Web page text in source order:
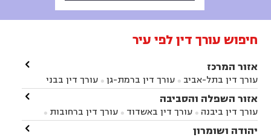
חיפוש עורך דין לפי עיר
אזור המרכז
עורך דין בתל-אביב  עורך דין ברמת-גן 
עורך דין בבני
ברק עורך דין בפתח תקווה עורך דין בראשון לציון
עורך דין ברחובות עורך דין בנס ציונה
במודיעין
עורך דין בהרצליה עורך דין בחולון
עורך
דין בקרית אונו

אזור השפלה והסביבה
עורך דין ביבנה  עורך דין באשדוד  עורך דין ברחובות 
עורך דין בראשון לציון עורך דין במודיעין
עורך דין
בבאר יעקב
עורך דין בגדרה

יהודה ושומרון 